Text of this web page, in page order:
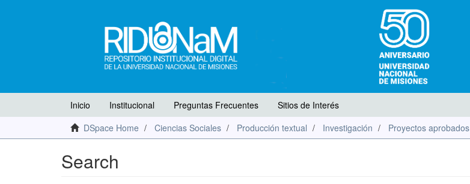
Inicio Institucional Preguntas Frecuentes
Sitios de Interés
DSpace Home
Ciencias Sociales Producción textual Investigación Proyectos aprobados
Search